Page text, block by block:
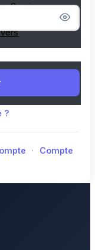
Souris
?
·
Compte